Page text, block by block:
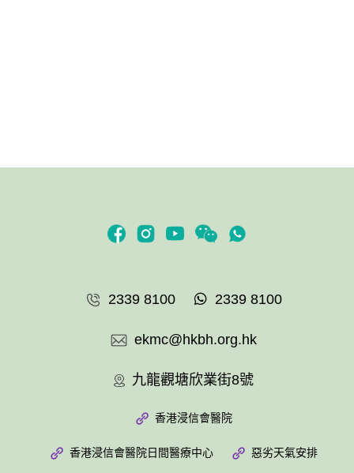
2339 8100 2339 8100
ekmc@hkbh.org.hk
九龍觀塘欣業街8號
香港浸信會醫院
香港浸信會醫院日間醫療中心 惡劣天氣安排